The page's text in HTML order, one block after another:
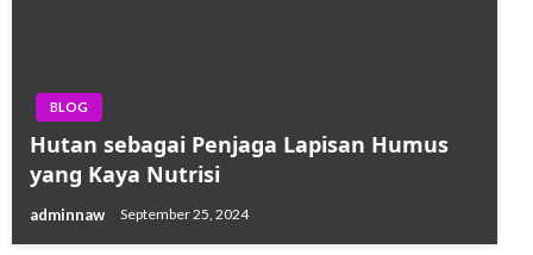
BLOG
Hutan sebagai Penjaga Lapisan Humus
yang Kaya Nutrisi
adminnaw September 25, 2024